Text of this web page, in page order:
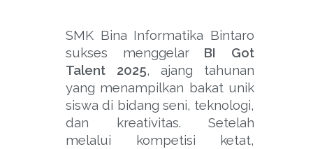
SMK Bina Informatika Bintaro
sukses menggelar BI Got
Talent 2025, ajang tahunan
yang menampilkan bakat unik
siswa di bidang seni, teknologi,
dan kreativitas. Setelah
melalui kompetisi ketat,